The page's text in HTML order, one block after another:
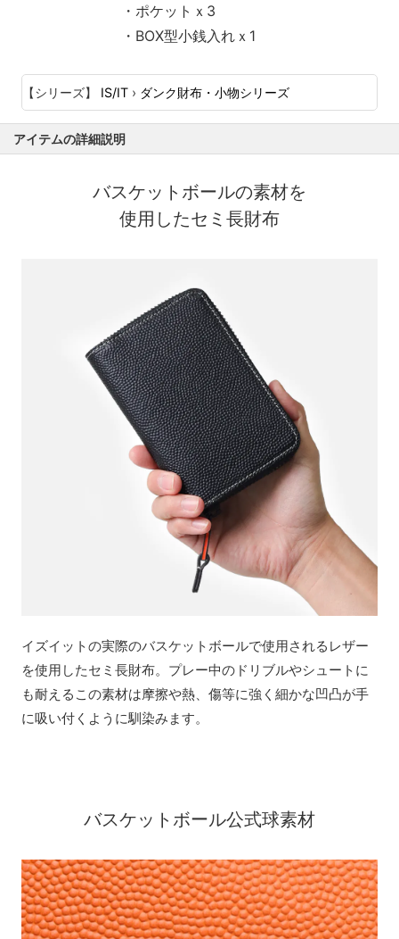
・ポケットｘ3
・BOX型小銭入れｘ1
【シリーズ】 IS/IT › ダンク財布・小物シリーズ
アイテムの詳細説明
バスケットボールの素材を
使用したセミ長財布
イズイットの実際のバスケットボールで使用されるレザー
を使用したセミ長財布。プレー中のドリブルやシュートに
も耐えるこの素材は摩擦や熱、傷等に強く細かな凹凸が手
に吸い付くように馴染みます。
バスケットボール公式球素材